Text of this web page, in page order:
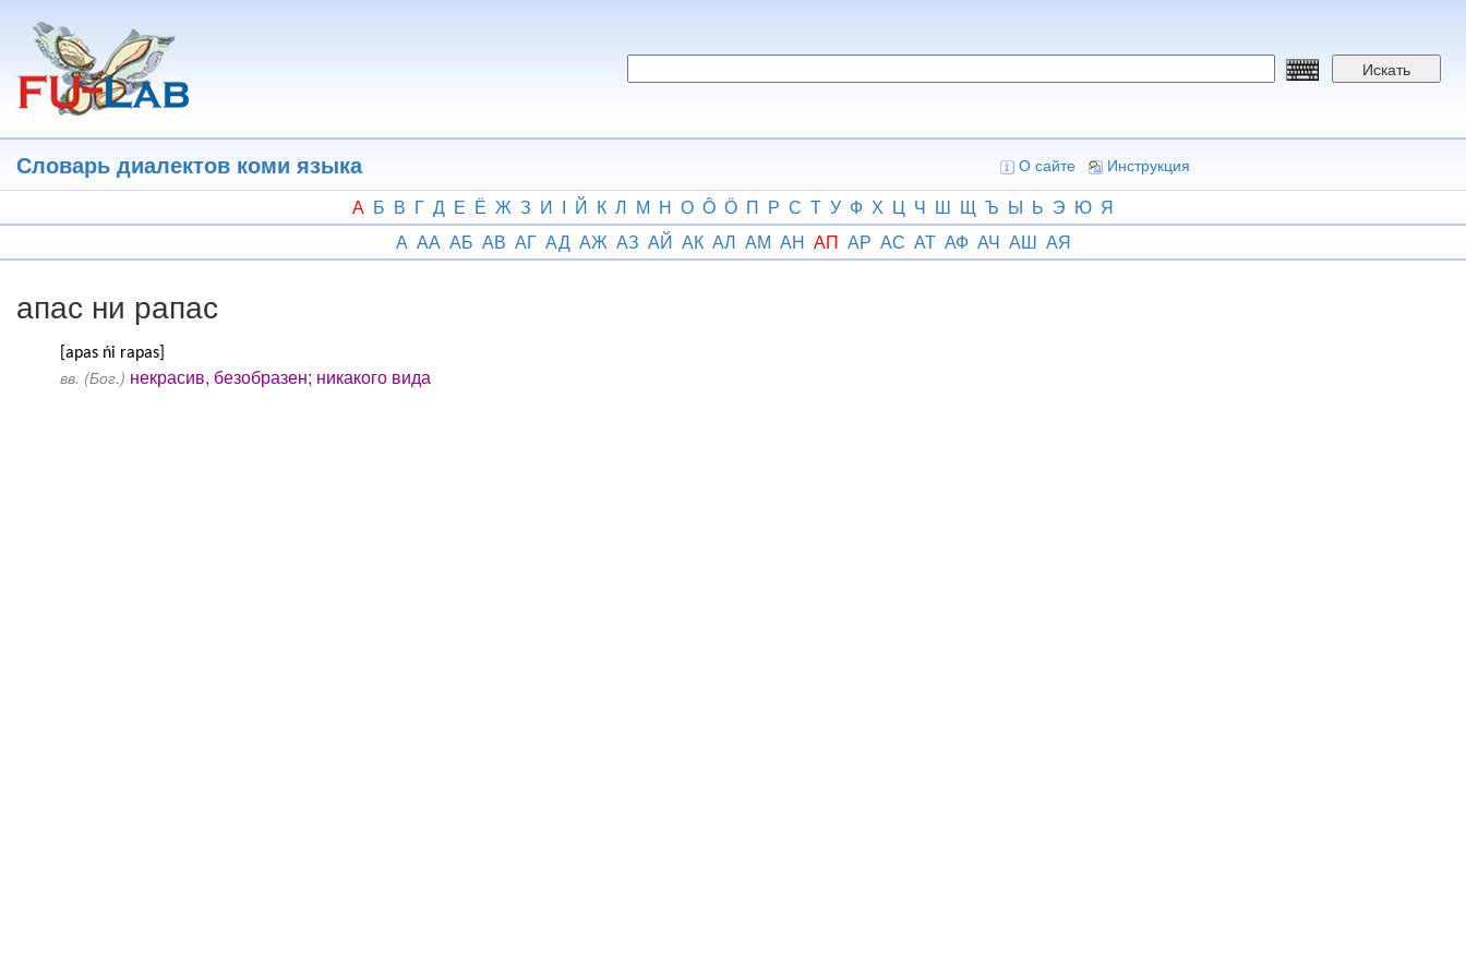
основному
содержанию
Искать
Словарь диалектов коми языка О сайте Инструкция
А Б В Г Д Е Ё Ж З И І Й К Л М Н О Ô Ӧ П Р С Т У Ф Х Ц Ч Ш Щ Ъ Ы Ь Э Ю Я
А АА АБ АВ АГ АД АЖ АЗ АЙ АК АЛ АМ АН АП АР АС АТ АФ АЧ АШ АЯ
апас ни рапас
[apas ńi rapas]
вв. (Бог.) некрасив, безобразен; никакого вида